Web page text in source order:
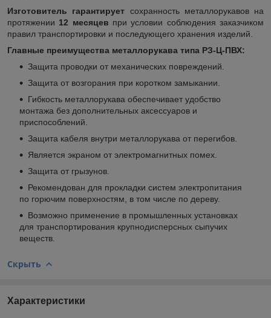
Изготовитель гарантирует сохранность металлорукавов на
протяжении 12 месяцев при условии соблюдения заказчиком
правил транспортировки и последующего хранения изделий.
Главные преимущества металлорукава типа РЗ-Ц-ПВХ:
Защита проводки от механических повреждений.
Защита от возгорания при коротком замыкании.
Гибкость металлорукава обеспечивает удобство
монтажа без дополнительных аксессуаров и
приспособлений.
Защита кабеля внутри металлорукава от перегибов.
Является экраном от электромагнитных помех.
Защита от грызунов.
Рекомендован для прокладки систем электропитания
по горючим поверхностям, в том числе по дереву.
Возможно применение в промышленных установках
для транспортирования крупнодисперсных сыпучих
веществ.
Скрыть
Характеристики